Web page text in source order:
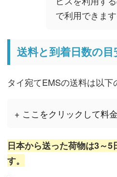
で利用できます
送料と到着日数の目
タイ宛てEMSの送料は以下
+ ここをクリックして料
日本から送った荷物は3～5
す。